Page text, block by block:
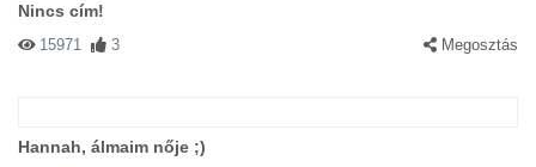
Nincs cím!
15971 3 Megosztás
Hannah, álmaim nője ;)